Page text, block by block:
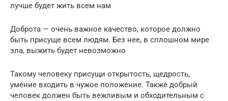
лучше будет жить всем нам
Доброта — очень важное качество, которое должно
быть присуще всем людям. Без нее, в сплошном мире
зла, выжить будет невозможно
Такому человеку присущи открытость, щедрость,
умение входить в чужое положение. Также добрый
человек должен быть вежливым и обходительным с